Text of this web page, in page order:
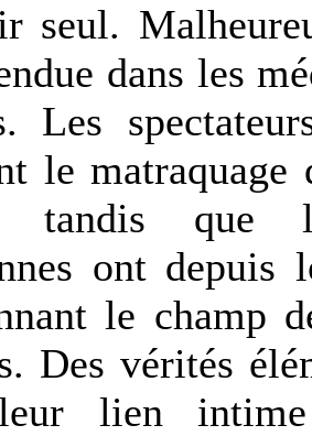
seul.
dans les
Les
le
tandis que
ont depuis
le champ
Des vérités
lien